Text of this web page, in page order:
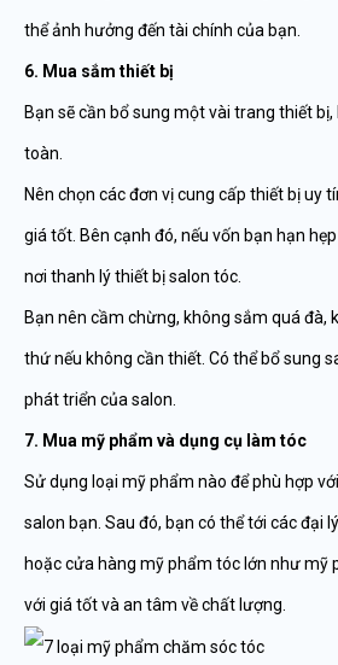
thể ảnh hưởng đến tài chính của bạn.
6. Mua sắm thiết bị
Bạn sẽ cần bổ sung một vài trang thiết
toàn.
Nên chọn các đơn vị cung cấp thiết bị uy
giá tốt. Bên cạnh đó, nếu vốn bạn hạn
nơi thanh lý thiết bị salon tóc.
Bạn nên cầm chừng, không sắm quá đà,
thứ nếu không cần thiết. Có thể bổ sung
phát triển của salon.
7. Mua mỹ phẩm và dụng cụ làm tóc
Sử dụng loại mỹ phẩm nào để phù hợp
salon bạn. Sau đó, bạn có thể tới các đại
hoặc cửa hàng mỹ phẩm tóc lớn như mỹ
với giá tốt và an tâm về chất lượng.